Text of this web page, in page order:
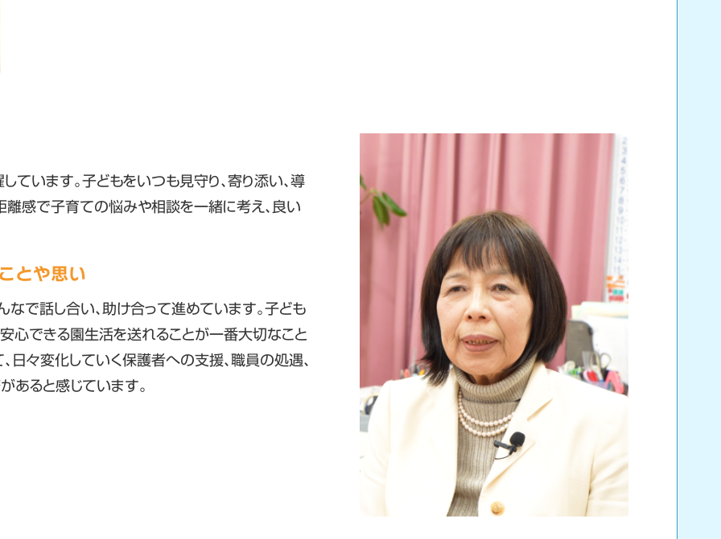
います。子どもをいつも見守り、寄り添い、導
離感で子育ての悩みや相談を一緒に考え、良い
とや思い
で話し合い、助け合って進めています。子ども
心できる園生活を送れることが一番大切なこと
日々変化していく保護者への支援、職員の処遇、
あると感じています。